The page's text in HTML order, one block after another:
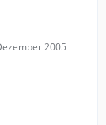
2005